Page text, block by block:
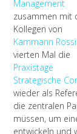
Management
zusammen mit
Kollegen von
Kammann Rossi
vierten Mal die
Praxistage
Strategische
wieder als
die zentralen
müssen, um
entwickeln und